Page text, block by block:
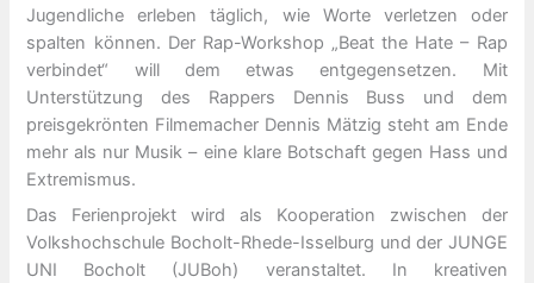
Jugendliche erleben täglich, wie Worte verletzen oder
spalten können. Der Rap-Workshop „Beat the Hate – Rap
verbindet“ will dem etwas entgegensetzen. Mit
Unterstützung des Rappers Dennis Buss und dem
preisgekrönten Filmemacher Dennis Mätzig steht am Ende
mehr als nur Musik – eine klare Botschaft gegen Hass und
Extremismus.
Das Ferienprojekt wird als Kooperation zwischen der
Volkshochschule Bocholt-Rhede-Isselburg und der JUNGE
UNI Bocholt (JUBoh) veranstaltet. In kreativen